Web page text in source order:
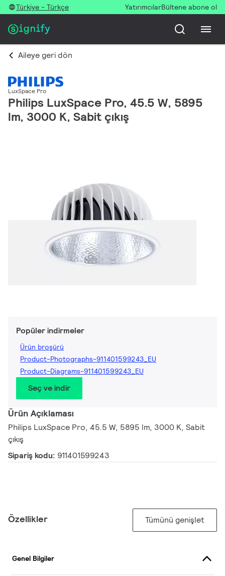
Türkiye - Türkçe YatırımcılarBültene abone ol
Aileye geri dön
LuxSpace Pro
Philips LuxSpace Pro, 45.5 W, 5895
lm, 3000 K, Sabit çıkış
Popüler indirmeler
Ürün broşürü
Product-Photographs-911401599243_EU
Product-Diagrams-911401599243_EU
Seç ve indir
Ürün Açıklaması
Philips LuxSpace Pro, 45.5 W, 5895 lm, 3000 K, Sabit
çıkış
Sipariş kodu: 911401599243
Özellikler Tümünü genişlet
Genel Bilgiler